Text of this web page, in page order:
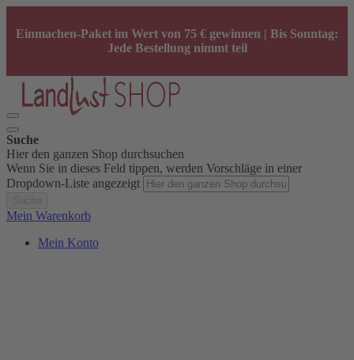
Einmachen-Paket im Wert von 75 € gewinnen | Bis Sonntag:
Jede Bestellung nimmt teil
Suche
Hier den ganzen Shop durchsuchen
Wenn Sie in dieses Feld tippen, werden Vorschläge in einer
Dropdown-Liste angezeigt
Mein Warenkorb
Mein Konto